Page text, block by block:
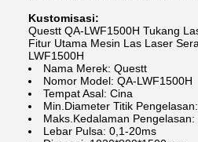
Kustomisasi:
Questt QA-LWF1500H Tukang
Fitur Utama Mesin Las Laser
LWF1500H
Nama Merek: Questt
Nomor Model: QA-LWF1500H
Tempat Asal: Cina
Min.Diameter Titik
Maks.Kedalaman Pengelasan:
Lebar Pulsa: 0,1-20ms